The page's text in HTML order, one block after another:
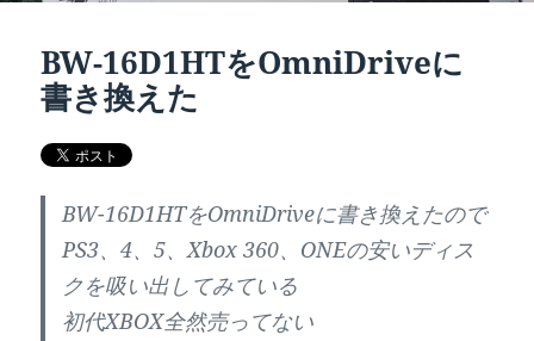
BW-16D1HTをOmniDriveに
書き換えた
BW-16D1HTをOmniDriveに書き換えたので
PS3、4、5、Xbox 360、ONEの安いディス
クを吸い出してみている
初代XBOX全然売ってない